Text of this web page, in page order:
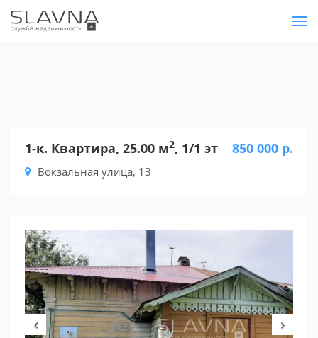
1-к. Квартира, 25.00 м2, 1/1 эт
Вокзальная улица, 13
850 000 р.
Previous